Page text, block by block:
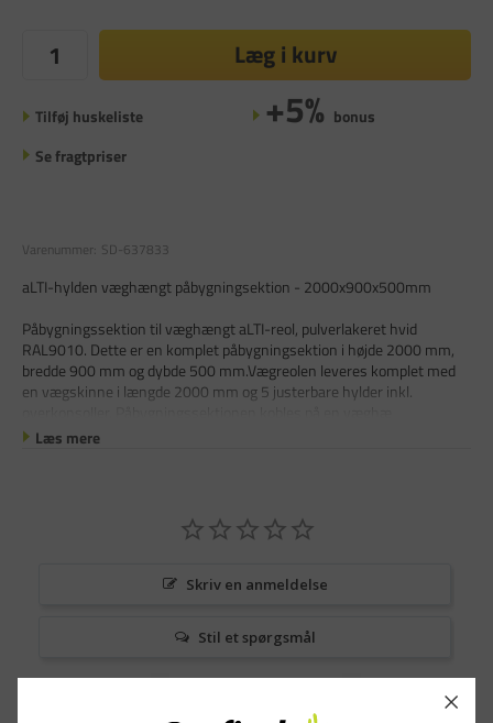
Læg i kurv
Tilføj huskeliste +5% bonus
Se fragtpriser
Varenummer: SD-637833
aLTI-hylden væghængt påbygningsektion - 2000x900x500mm
Påbygningssektion til væghængt aLTI-reol, pulverlakeret hvid
RAL9010. Dette er en komplet påbygningsektion i højde 2000 mm,
bredde 900 mm og dybde 500 mm.Vægreolen leveres komplet med
en vægskinne i længde 2000 mm og 5 justerbare hylder inkl.
Læs mere
Skriv en anmeldelse
Stil et spørgsmål